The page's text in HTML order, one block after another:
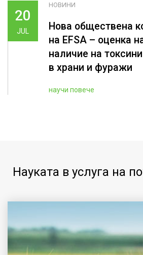
20
JUL
НОВИНИ
Нова обществена
на EFSA – оценка
наличие на
в храни и фуражи
научи повече
Науката в услуга на